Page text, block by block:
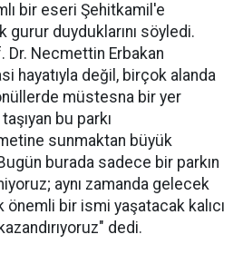
bir eseri Şehitkamil'e
gurur duyduklarını söyledi.
Dr. Necmettin Erbakan
hayatıyla değil, birçok alanda
müstesna bir yer
bu parkı
sunmaktan büyük
burada sadece bir parkın
aynı zamanda gelecek
bir ismi yaşatacak kalıcı
dedi.